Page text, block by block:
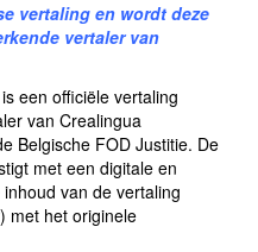
vertaling en wordt deze
vertalervan
een officiële vertaling
van Crealingua
Belgische FOD Justitie. De
met een digitale en
van de vertaling
met het originele